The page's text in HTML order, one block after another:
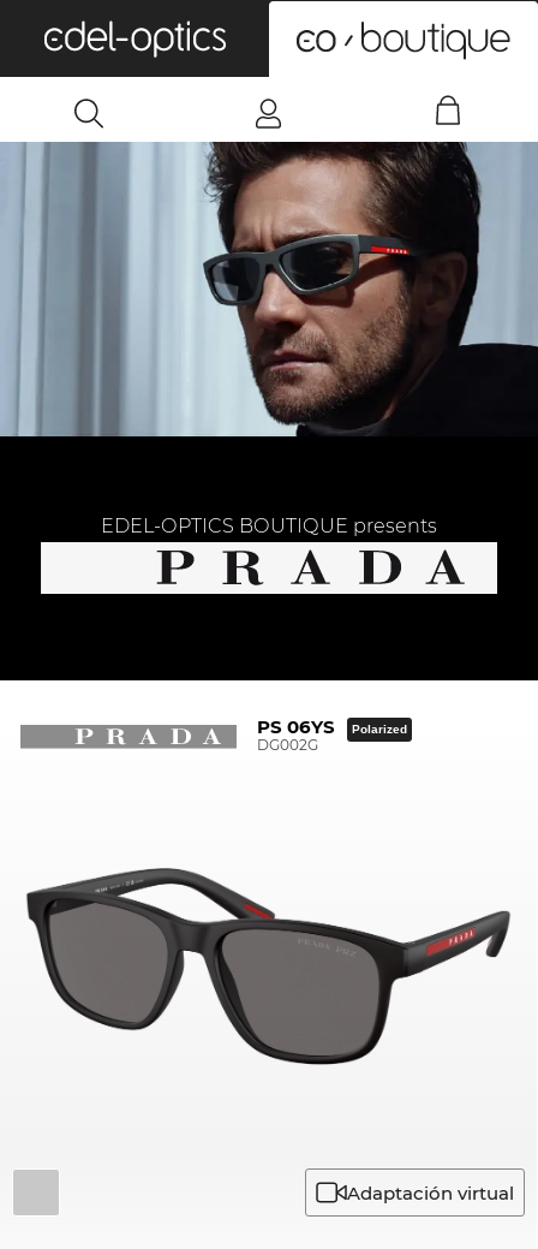
EDEL-OPTICS BOUTIQUE presents
PS 06YS
DG002G
Polarized
Adaptación virtual